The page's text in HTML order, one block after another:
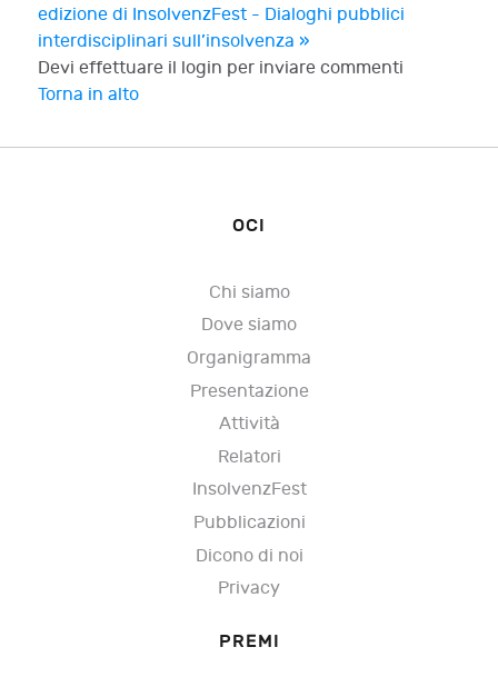
edizione di InsolvenzFest - Dialoghi pubblici
interdisciplinari sull’insolvenza »
Devi effettuare il login per inviare commenti
Torna in alto
OCI
Chi siamo
Dove siamo
Organigramma
Presentazione
Attività
Relatori
InsolvenzFest
Pubblicazioni
Dicono di noi
Privacy
PREMI